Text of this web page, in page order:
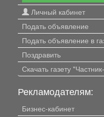
Личный кабинет
Подать объявление
Подать объявление в
Поздравить
Скачать газету
Рекламодателям:
Бизнес-кабинет